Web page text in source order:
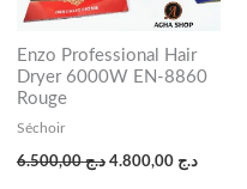
Enzo Professional Hair
Dryer 6000W EN-8860
Rouge
Séchoir
د.ج6.500,00 د.ج 4.800,00